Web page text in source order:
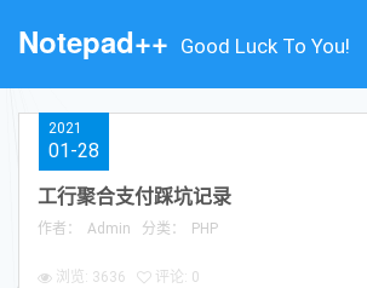
Notepad++ Good Luck To You!
工行聚合支付踩坑记录
作者： Admin 分类： PHP
2021
01-28
浏览: 3636 评论: 0